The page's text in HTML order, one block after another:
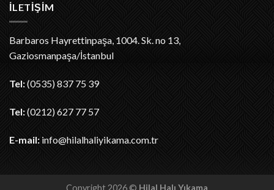
İLETIŞIM
Barbaros Hayrettinpaşa, 1004. Sk. no 13,
Gaziosmanpaşa/İstanbul
Tel:(0535) 837 75 39
Tel:(0212) 627 77 57
E-mail: info@hilalhaliyikama.com.tr
Copyright 2026 © Hilal Halı Yıkama